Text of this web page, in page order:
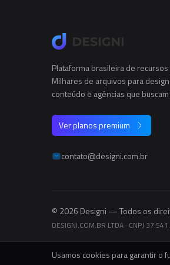
Plataforma brasileira de
Milhares de arquivos para
conteúdo e agências que
Ver planos premium
contato@designi.com.br
© 2026 Designi — Todos os
DESIGNI.COM.BR LTDA · CNPJ
Usamos cookies para garantir o